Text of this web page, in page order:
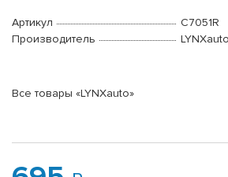
Артикул
C7051R
Производитель
LYNXauto
Все товары «LYNXauto»